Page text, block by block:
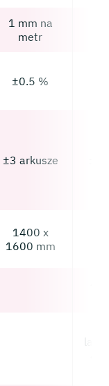
1 mm na
metr
±0.5 %
±3 arkusze
1400 x
1600 mm